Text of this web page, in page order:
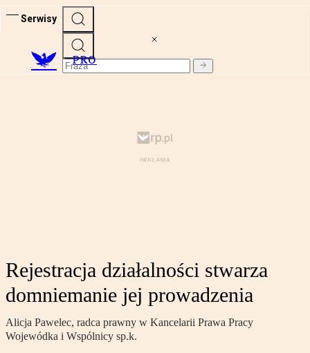
Serwisy
PRO
Rejestracja działalności stwarza
domniemanie jej prowadzenia
Alicja Pawelec, radca prawny w Kancelarii Prawa Pracy
Wojewódka i Wspólnicy sp.k.